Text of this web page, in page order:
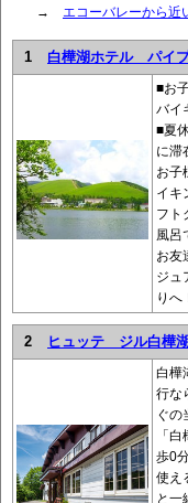
→ エコーバレーから近
1 白樺湖ホテル パイ
■お
バイ
■夏
に滞
お子
イキ
フト
風呂
お友
ジュ
りへ
2 ヒュッテ ジル白樺湖
白樺
行な
ぐの
「
歩0
使え
と一